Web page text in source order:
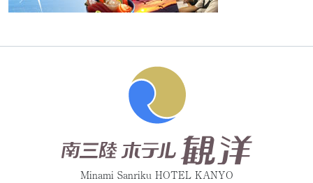
Minami Sanriku HOTEL KANYO